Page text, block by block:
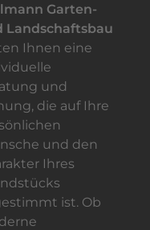
Garten-
Landschaftsbau
Ihnen eine
und
die auf Ihre
und den
Ihres
ist. Ob